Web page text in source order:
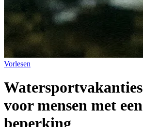
Vorlesen
Watersportvakanties
voor mensen met een
beperking